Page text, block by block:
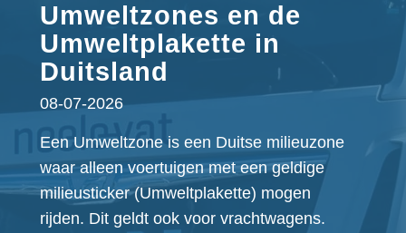
Umweltzones en de
Umweltplakette in
Duitsland
08-07-2026
Een Umweltzone is een Duitse milieuzone
waar alleen voertuigen met een geldige
milieusticker (Umweltplakette) mogen
rijden. Dit geldt ook voor vrachtwagens.